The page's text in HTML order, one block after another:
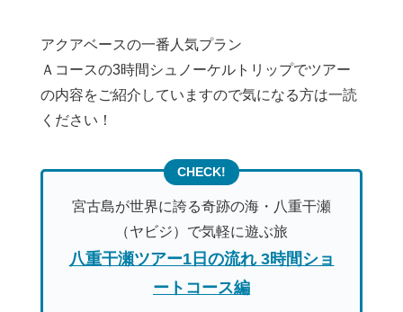
アクアベースの一番人気プラン
Ａコースの3時間シュノーケルトリップでツアー
の内容をご紹介していますので気になる方は一読
ください！
宮古島が世界に誇る奇跡の海・八重干瀬
（ヤビジ）で気軽に遊ぶ旅
八重干瀬ツアー1日の流れ 3時間ショ
ートコース編